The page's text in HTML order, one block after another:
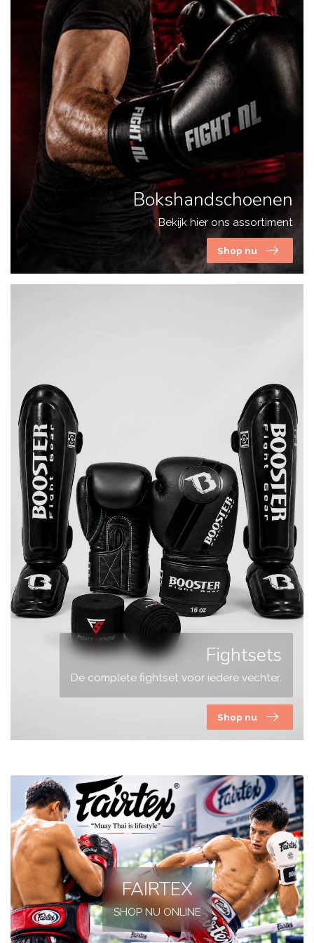
Bokshandschoenen
Bekijk hier ons assortiment
Shop nu
Fightsets
De complete fightset voor iedere vechter.
Shop nu
FAIRTEX
SHOP NU ONLINE